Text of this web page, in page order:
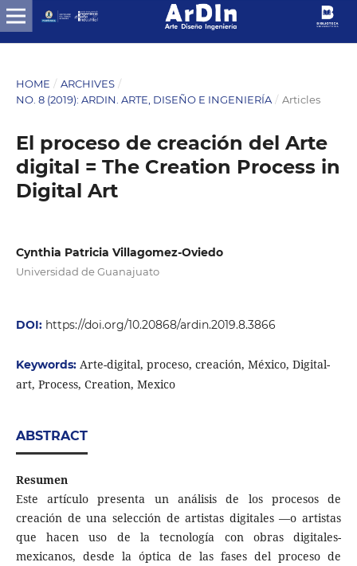
HOME / ARCHIVES /
NO. 8 (2019): ARDIN. ARTE, DISEÑO E INGENIERÍA / Articles
El proceso de creación del Arte
digital = The Creation Process in
Digital Art
Cynthia Patricia Villagomez-Oviedo
Universidad de Guanajuato
DOI: https://doi.org/10.20868/ardin.2019.8.3866
Keywords: Arte-digital, proceso, creación, México, Digital-
art, Process, Creation, Mexico
ABSTRACT
Resumen
Este artículo presenta un análisis de los procesos de
creación de una selección de artistas digitales —o artistas
que hacen uso de la tecnología con obras digitales-
mexicanos, desde la óptica de las fases del proceso de